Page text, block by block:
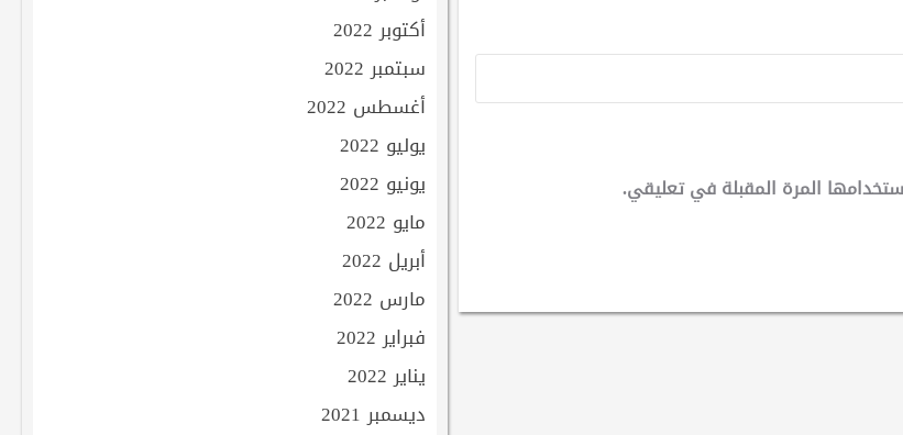
المرة المقبلة في تعليقي.
أكتوبر 2022
سبتمبر 2022
أغسطس 2022
يوليو 2022
يونيو 2022
مايو 2022
أبريل 2022
مارس 2022
فبراير 2022
يناير 2022
ديسمبر 2021